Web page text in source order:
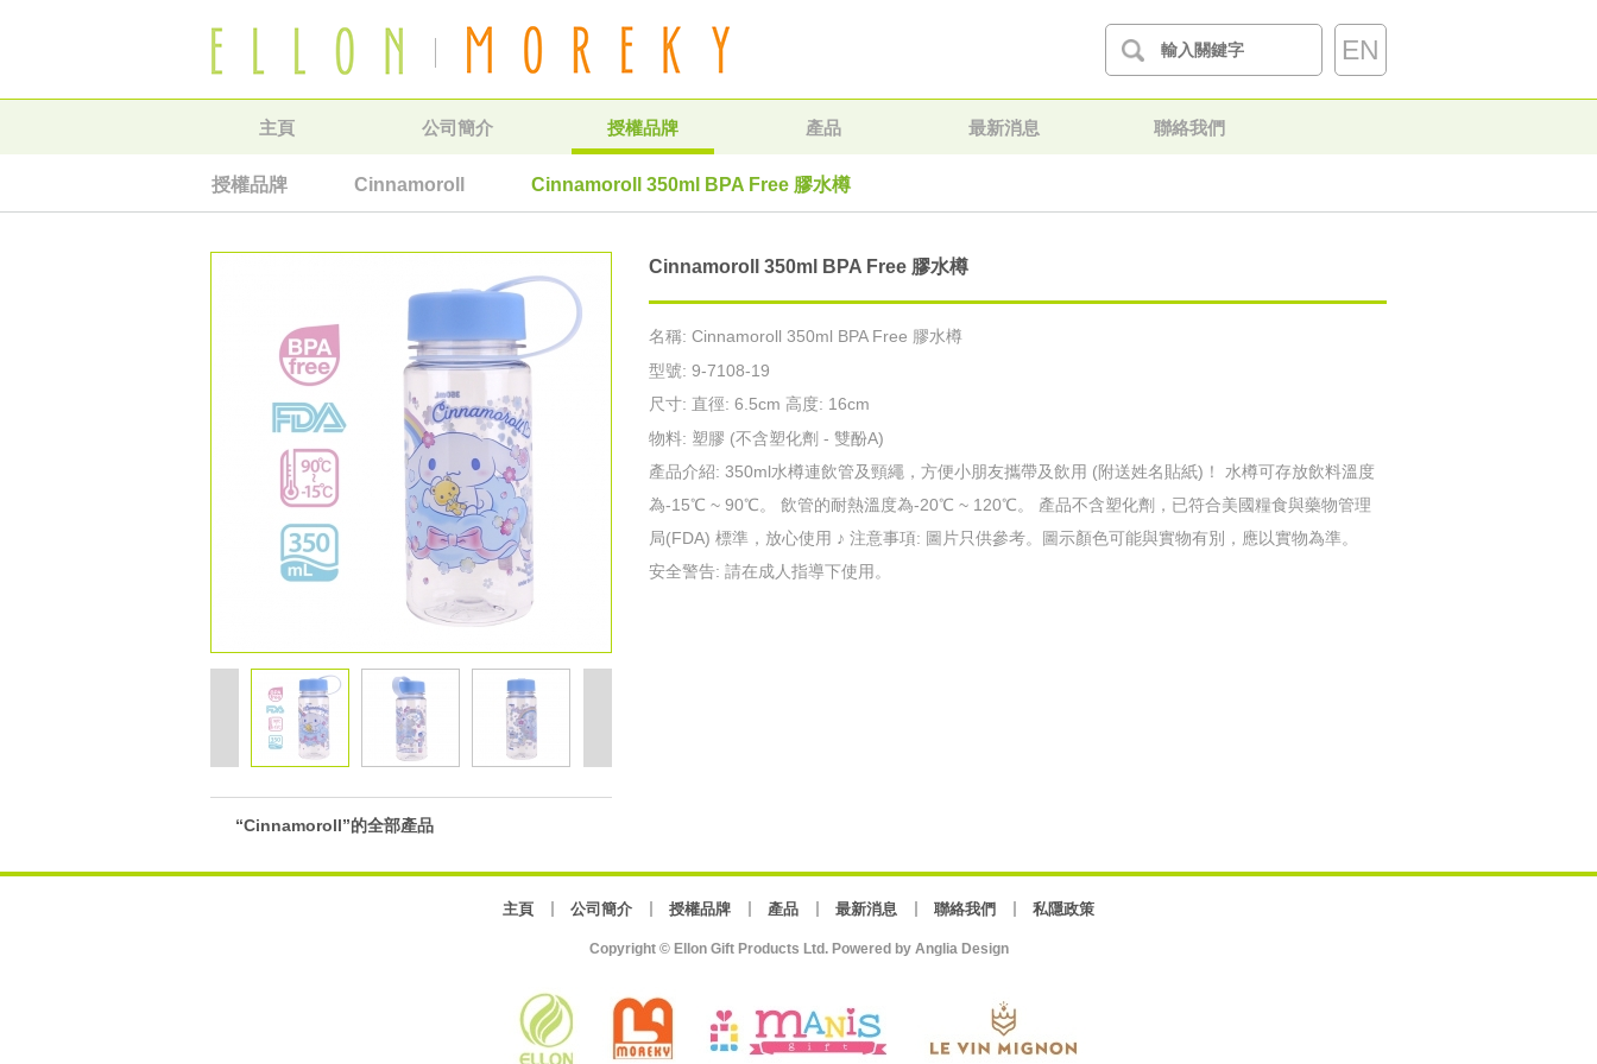
EN
主頁 公司簡介 授權品牌 產品 最新消息 聯絡我們
授權品牌 Cinnamoroll Cinnamoroll 350ml BPA Free 膠水樽
Cinnamoroll 350ml BPA Free 膠水樽
名稱: Cinnamoroll 350ml BPA Free 膠水樽
型號: 9-7108-19
尺寸: 直徑: 6.5cm 高度: 16cm
物料: 塑膠 (不含塑化劑 - 雙酚A)
產品介紹: 350ml水樽連飲管及頸繩，方便小朋友攜帶及飲用 (附送姓名貼紙)！ 水樽可存放飲料溫度
為-15℃ ~ 90℃。 飲管的耐熱溫度為-20℃ ~ 120℃。 產品不含塑化劑，已符合美國糧食與藥物管理
局(FDA) 標準，放心使用 ♪ 注意事項: 圖片只供參考。圖示顏色可能與實物有別，應以實物為準。
安全警告: 請在成人指導下使用。
“Cinnamoroll”的全部產品
主頁 公司簡介 授權品牌 產品 最新消息 聯絡我們 私隱政策
Copyright © Ellon Gift Products Ltd. Powered by Anglia Design